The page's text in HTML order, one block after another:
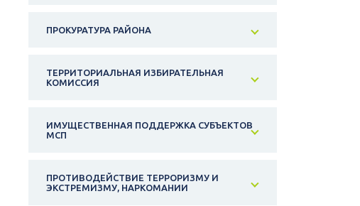
ПРОКУРАТУРА РАЙОНА
ТЕРРИТОРИАЛЬНАЯ ИЗБИРАТЕЛЬНАЯ
КОМИССИЯ
ИМУЩЕСТВЕННАЯ ПОДДЕРЖКА СУБЪЕКТОВ
МСП
ПРОТИВОДЕЙСТВИЕ ТЕРРОРИЗМУ И
ЭКСТРЕМИЗМУ, НАРКОМАНИИ